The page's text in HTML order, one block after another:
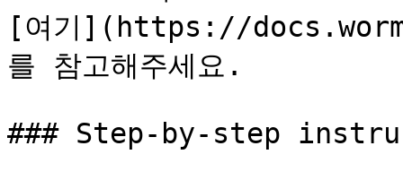
[여기](https://
를 참고해주세요.
### Step-by-step